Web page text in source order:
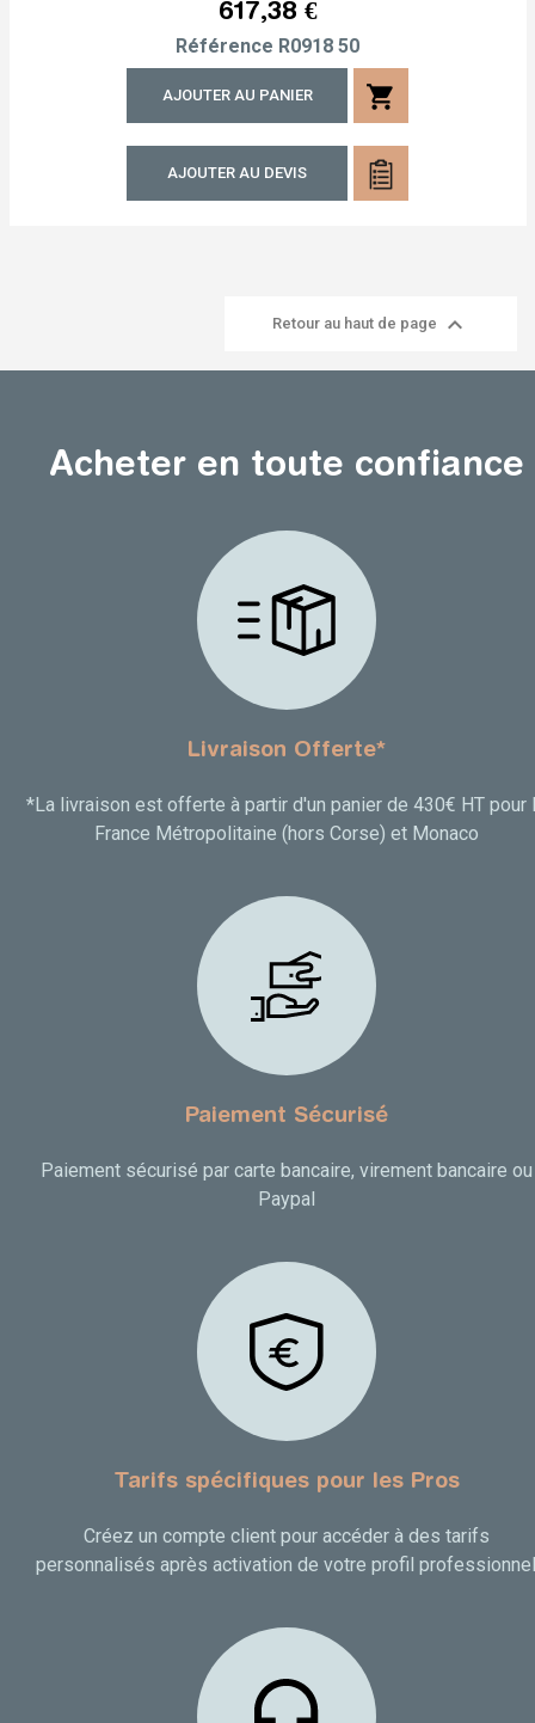
Prix
617,38 €
Référence R0918 50
AJOUTER AU PANIER shopping_cart
AJOUTER AU DEVIS
Retour au haut de page 
Acheter en toute confiance
Livraison Offerte*
*La livraison est offerte à partir d'un panier de 430€ HT pour
France Métropolitaine (hors Corse) et Monaco
Paiement Sécurisé
Paiement sécurisé par carte bancaire, virement bancaire ou
Paypal
Tarifs spécifiques pour les Pros
Créez un compte client pour accéder à des tarifs
personnalisés après activation de votre profil professionnel